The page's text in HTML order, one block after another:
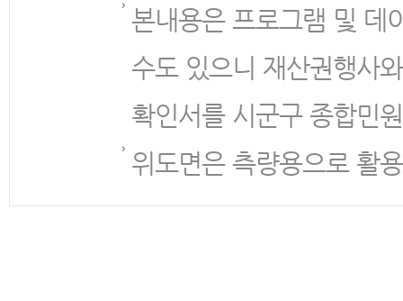
본내용은 프로그램 및 데
수도 있으니 재산권행사
확인서를 시군구 종합민
위도면은 측량용으로 활